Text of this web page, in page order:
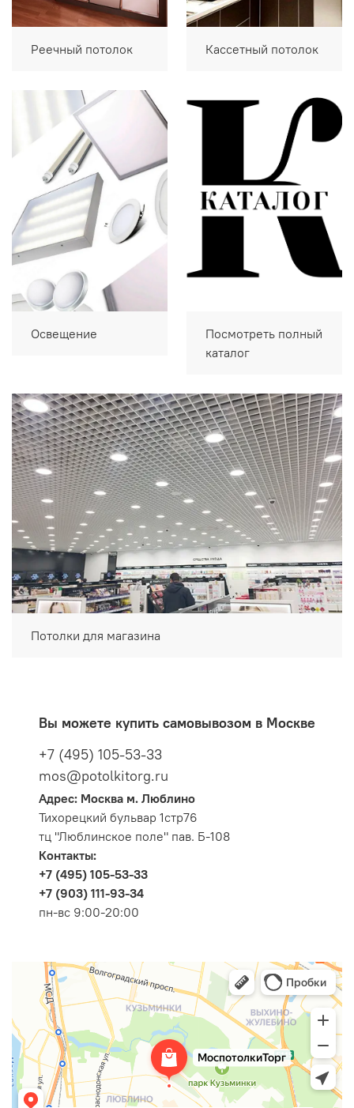
Реечный потолок Кассетный потолок
Освещение
Посмотреть полный
каталог
Потолки для магазина
Вы можете купить самовывозом в Москве
+7 (495) 105-53-33
mos@potolkitorg.ru
Адрес: Москва м. Люблино
Тихорецкий бульвар 1стр76
тц "Люблинское поле" пав. Б-108
Контакты:
+7 (495) 105-53-33
+7 (903) 111-93-34
пн-вс 9:00-20:00